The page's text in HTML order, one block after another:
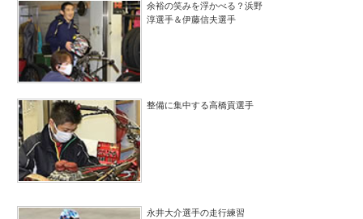
余裕の笑みを浮かべる？浜野
淳選手＆伊藤信夫選手
整備に集中する高橋貢選手
永井大介選手の走行練習